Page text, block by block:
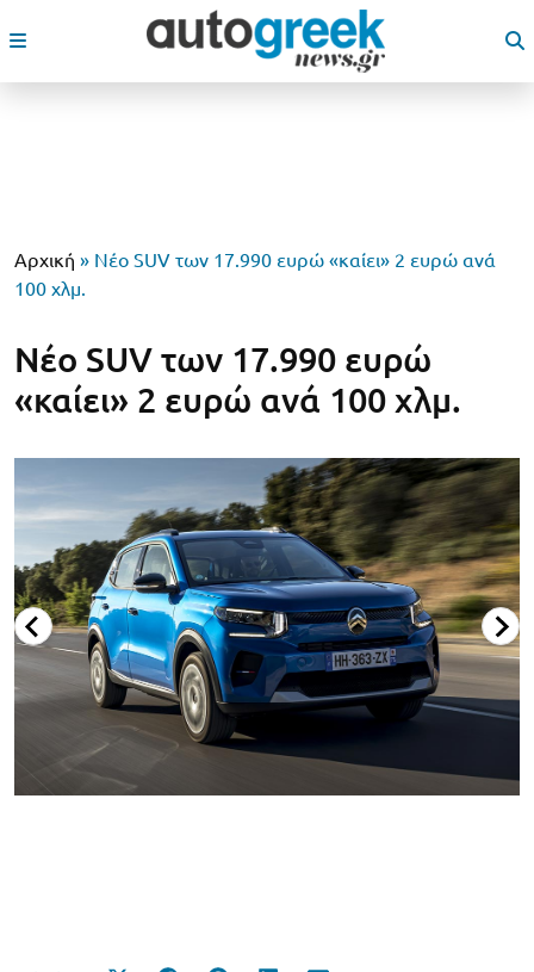
Αρχική » Νέο SUV των 17.990 ευρώ «καίει» 2 ευρώ ανά
100 χλμ.
Νέο SUV των 17.990 ευρώ
«καίει» 2 ευρώ ανά 100 χλμ.